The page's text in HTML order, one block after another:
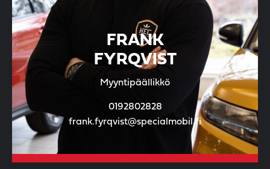
FRANK
FYRQVIST
Myyntipäällikkö
0192802828
frank.fyrqvist@specialmobil.fi